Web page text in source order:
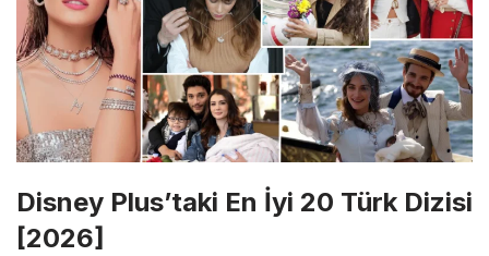
Disney Plus’taki En İyi 20 Türk Dizisi
[2026]